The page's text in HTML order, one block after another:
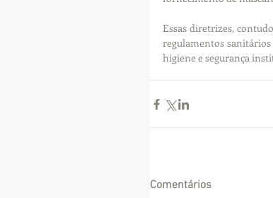
Essas diretrizes,
regulamentos
higiene e segurança
Comentários